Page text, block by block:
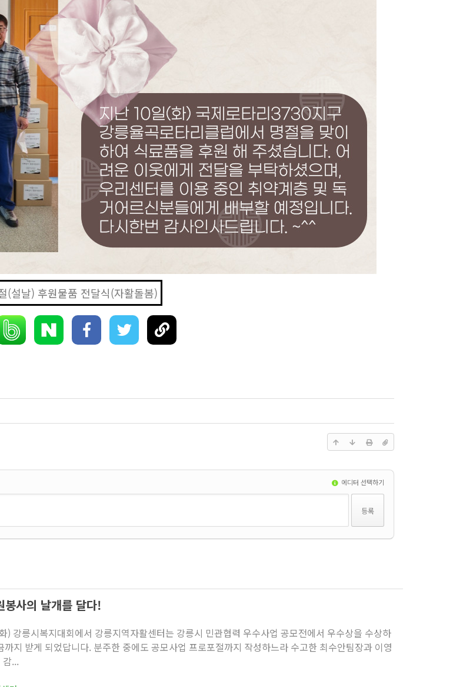
에디터 선택하기
봉사의 날개를 달다!
) 강릉시복지대회에서 강릉지역자활센터는 강릉시 민관협력 우수사업 공모전에서 우수상을 수상하
까지 받게 되었답니다. 분주한 중에도 공모사업 프로포절까지 작성하느라 수고한 최수안팀장과 이영
감...